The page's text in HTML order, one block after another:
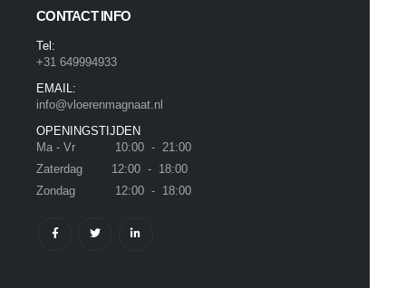
CONTACT INFO
Tel:
+31 649994933
EMAIL:
info@vloerenmagnaat.nl
OPENINGSTIJDEN
Ma - Vr 10:00 - 21:00
Zaterdag 12:00 - 18:00
Zondag 12:00 - 18:00